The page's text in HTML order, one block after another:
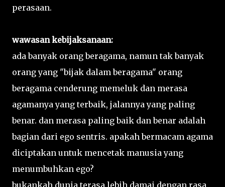
perasaan.
wawasan kebijaksanaan:
ada banyak orang beragama, namun tak banyak
orang yang "bijak dalam beragama" orang
beragama cenderung memeluk dan merasa
agamanya yang terbaik, jalannya yang paling
benar. dan merasa paling baik dan benar adalah
bagian dari ego sentris. apakah bermacam agama
diciptakan untuk mencetak manusia yang
menumbuhkan ego?
bukankah dunia terasa lebih damai dengan rasa